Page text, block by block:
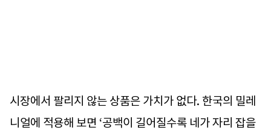
시장에서 팔리지 않는 상품은 가치가 없다. 한국의 밀레
니얼에 적용해 보면 ‘공백이 길어질수록 네가 자리 잡을